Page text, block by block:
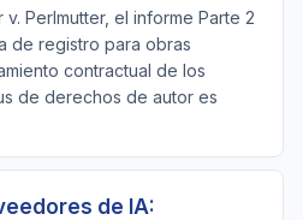
Perlmutter, el informe Parte 2
de registro para obras
contractual de los
de derechos de autor es
de IA: